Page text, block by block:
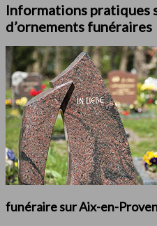
Informations pratiques
d’ornements funéraires
funérairesur Aix-en-